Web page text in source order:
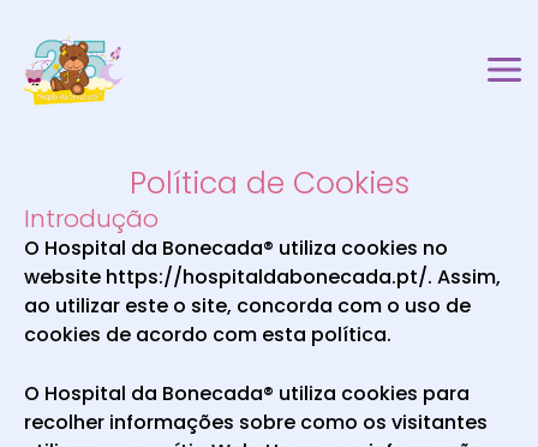
content
Política de Cookies
Introdução
O Hospital da Bonecada® utiliza cookies no
website https://hospitaldabonecada.pt/. Assim,
ao utilizar este o site, concorda com o uso de
cookies de acordo com esta política.
O Hospital da Bonecada® utiliza cookies para
recolher informações sobre como os visitantes